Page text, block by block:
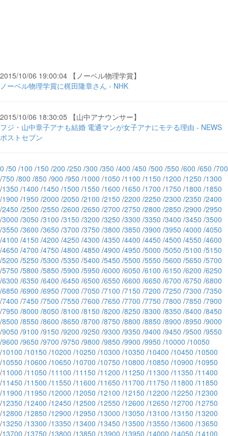
2015/10/06 19:00:04 【ノーベル物理学賞】
ノーベル物理学賞に梶田隆章さん - NHK
2015/10/06 18:30:05 【山中アナウンサー】
フジ・山中章子アナも結婚 電通マンが女子アナにモテる理由 - NEWS
ポストセブン
0 /50 /100 /150 /200 /250 /300 /350 /400 /450 /500 /550 /600 /650 /700
/750 /800 /850 /900 /950 /1000 /1050 /1100 /1150 /1200 /1250 /1300
/1350 /1400 /1450 /1500 /1550 /1600 /1650 /1700 /1750 /1800 /1850
/1900 /1950 /2000 /2050 /2100 /2150 /2200 /2250 /2300 /2350 /2400
/2450 /2500 /2550 /2600 /2650 /2700 /2750 /2800 /2850 /2900 /2950
/3000 /3050 /3100 /3150 /3200 /3250 /3300 /3350 /3400 /3450 /3500
/3550 /3600 /3650 /3700 /3750 /3800 /3850 /3900 /3950 /4000 /4050
/4100 /4150 /4200 /4250 /4300 /4350 /4400 /4450 /4500 /4550 /4600
/4650 /4700 /4750 /4800 /4850 /4900 /4950 /5000 /5050 /5100 /5150
/5200 /5250 /5300 /5350 /5400 /5450 /5500 /5550 /5600 /5650 /5700
/5750 /5800 /5850 /5900 /5950 /6000 /6050 /6100 /6150 /6200 /6250
/6300 /6350 /6400 /6450 /6500 /6550 /6600 /6650 /6700 /6750 /6800
/6850 /6900 /6950 /7000 /7050 /7100 /7150 /7200 /7250 /7300 /7350
/7400 /7450 /7500 /7550 /7600 /7650 /7700 /7750 /7800 /7850 /7900
/7950 /8000 /8050 /8100 /8150 /8200 /8250 /8300 /8350 /8400 /8450
/8500 /8550 /8600 /8650 /8700 /8750 /8800 /8850 /8900 /8950 /9000
/9050 /9100 /9150 /9200 /9250 /9300 /9350 /9400 /9450 /9500 /9550
/9600 /9650 /9700 /9750 /9800 /9850 /9900 /9950 /10000 /10050
/10100 /10150 /10200 /10250 /10300 /10350 /10400 /10450 /10500
/10550 /10600 /10650 /10700 /10750 /10800 /10850 /10900 /10950
/11000 /11050 /11100 /11150 /11200 /11250 /11300 /11350 /11400
/11450 /11500 /11550 /11600 /11650 /11700 /11750 /11800 /11850
/11900 /11950 /12000 /12050 /12100 /12150 /12200 /12250 /12300
/12350 /12400 /12450 /12500 /12550 /12600 /12650 /12700 /12750
/12800 /12850 /12900 /12950 /13000 /13050 /13100 /13150 /13200
/13250 /13300 /13350 /13400 /13450 /13500 /13550 /13600 /13650
/13700 /13750 /13800 /13850 /13900 /13950 /14000 /14050 /14100